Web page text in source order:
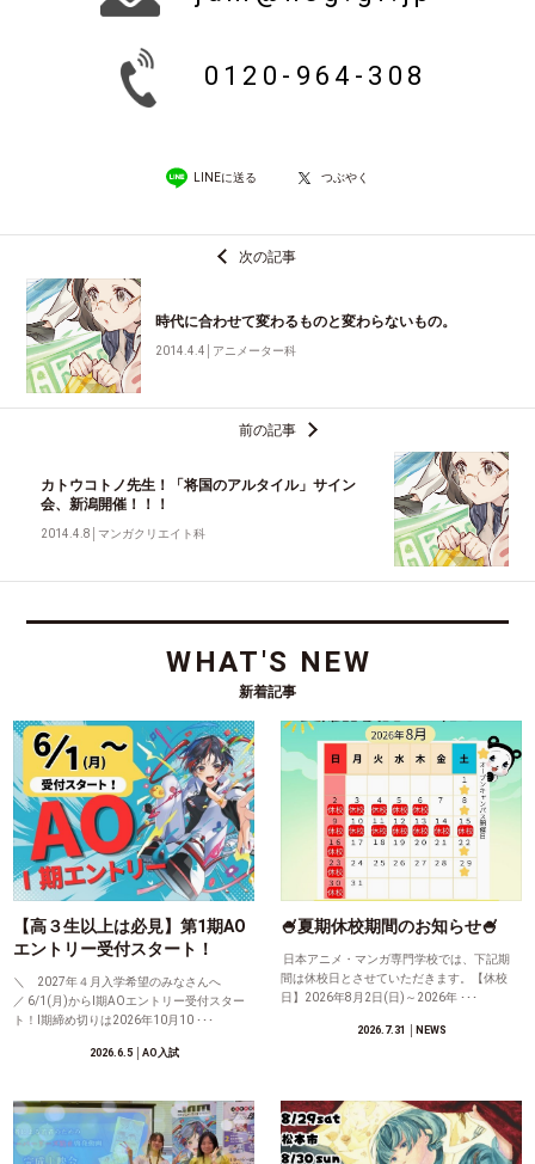
0120-964-308
LINEに送る つぶやく
次の記事
時代に合わせて変わるものと変わらないもの。
2014.4.4 アニメーター科
前の記事
カトウコトノ先生！「将国のアルタイル」サイン
会、新潟開催！！！
2014.4.8 │マンガクリエイト科
WHAT'S NEW
新着記事
【高３生以上は必見】第1期AO
エントリー受付スタート！
＼ 2027年４月入学希望のみなさんへ
／ 6/1(月)からⅠ期AOエントリー受付スター
ト！Ⅰ期締め切りは2026年10月10 ･･･
2026.6.5│AO入試
🍧夏期休校期間のお知らせ🍧
日本アニメ・マンガ専門学校では、下記期
間は休校日とさせていただきます。【休校
日】2026年8月2日(日)～2026年 ･･･
2026.7.31 │NEWS